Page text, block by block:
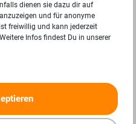
»
dienen sie dazu dir auf
und für anonyme
freiwillig und kann jederzeit
Infos findest Du in unserer